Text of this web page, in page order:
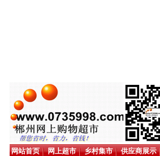
网站首页 网上超市 乡村集市 供应商展示